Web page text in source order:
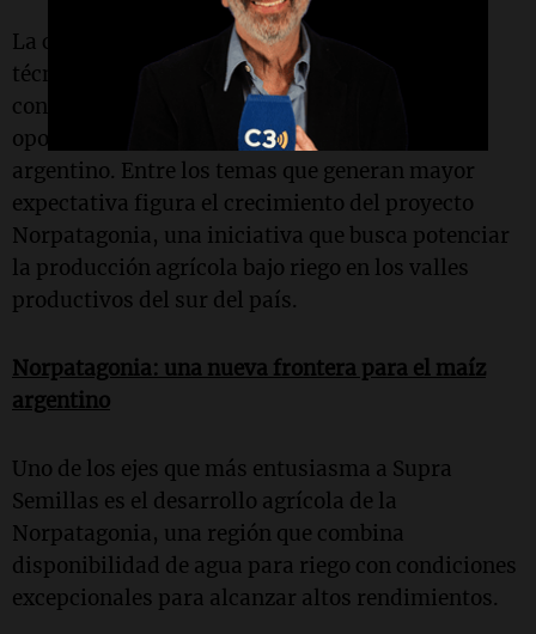
La compañía participó en distintos paneles
técnicos vinculados al manejo del cultivo,
conservación de forrajes, silaje y nuevas
oportunidades de desarrollo para el maíz
argentino. Entre los temas que generan mayor
expectativa figura el crecimiento del proyecto
Norpatagonia, una iniciativa que busca potenciar
la producción agrícola bajo riego en los valles
productivos del sur del país.
Norpatagonia: una nueva frontera para el maíz
argentino
Uno de los ejes que más entusiasma a Supra
Semillas es el desarrollo agrícola de la
Norpatagonia, una región que combina
disponibilidad de agua para riego con condiciones
excepcionales para alcanzar altos rendimientos.